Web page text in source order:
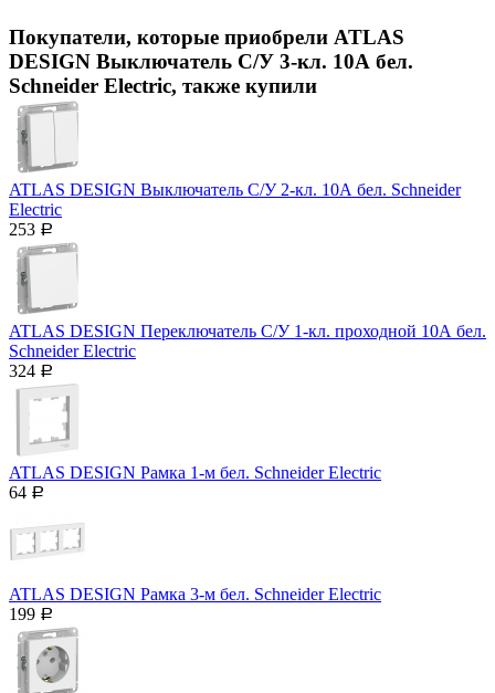
Покупатели, которые приобрели ATLAS
DESIGN Выключатель С/У 3-кл. 10А бел.
Schneider Electric, также купили
ATLAS DESIGN Выключатель С/У 2-кл. 10А бел. Schneider
Electric
253 Р
ATLAS DESIGN Переключатель С/У 1-кл. проходной 10А бел.
Schneider Eleсtric
324 Р
ATLAS DESIGN Рамка 1-м бел. Schneider Electric
64 Р
ATLAS DESIGN Рамка 3-м бел. Schneider Electric
199 Р